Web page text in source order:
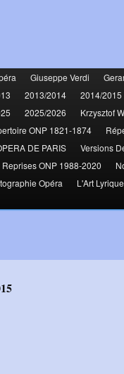
Giuseppe Verdi
2013/2014 2014/2015
2025/2026 Krzysztof
ONP 1821-1874
DE PARIS Versions
Reprises ONP 1988-2020
Opéra L'Art